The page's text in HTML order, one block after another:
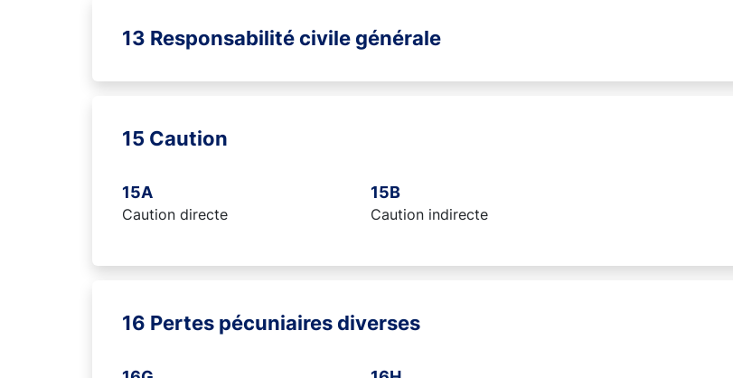
13 Responsabilité civile générale
15 Caution
15A
Caution directe
15B
Caution indirecte
16 Pertes pécuniaires diverses